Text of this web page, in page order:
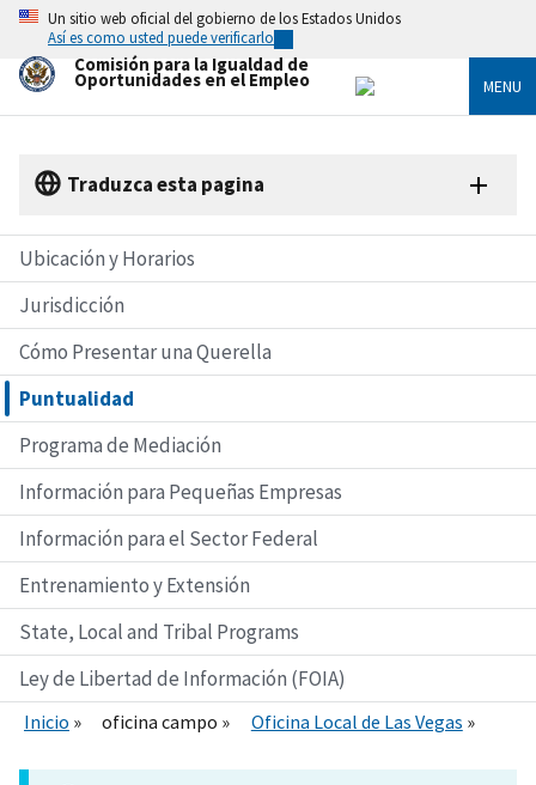
Skip
main
content
Un sitio web oficial del gobierno de los Estados Unidos
Así es como usted puede verificarlo
Comisión para la Igualdad de
Oportunidades en el Empleo MENU
Traduzca esta pagina
Ubicación y Horarios
Jurisdicción
Cómo Presentar una Querella
Puntualidad
Programa de Mediación
Información para Pequeñas Empresas
Información para el Sector Federal
Entrenamiento y Extensión
State, Local and Tribal Programs
Ley de Libertad de Información (FOIA)
Inicio oficina campo Oficina Local de Las Vegas